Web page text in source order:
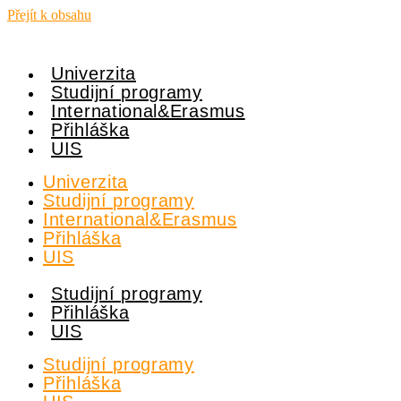
Přejít k obsahu
Univerzita
Studijní programy
International&Erasmus
Přihláška
UIS
Univerzita
Studijní programy
International&Erasmus
Přihláška
UIS
Studijní programy
Přihláška
UIS
Studijní programy
Přihláška